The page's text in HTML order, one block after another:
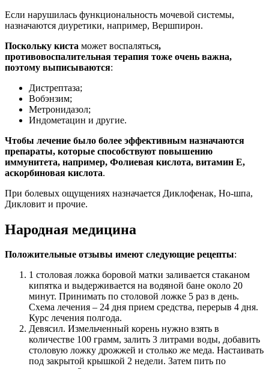
Если нарушилась функциональность мочевой системы,
назначаются диуретики, например, Вершпирон.
Поскольку киста может воспаляться,
противовоспалительная терапия тоже очень важна,
поэтому выписываются:
Дистрептаза;
Вобэнзим;
Метронидазол;
Индометацин и другие.
Чтобы лечение было более эффективным назначаются
препараты, которые способствуют повышению
иммунитета, например, Фолиевая кислота, витамин Е,
аскорбиновая кислота.
При болевых ощущениях назначается Диклофенак, Но-шпа,
Дикловит и прочие.
Народная медицина
Положительные отзывы имеют следующие рецепты:
1 столовая ложка боровой матки заливается стаканом
кипятка и выдерживается на водяной бане около 20
минут. Принимать по столовой ложке 5 раз в день.
Схема лечения – 24 дня прием средства, перерыв 4 дня.
Курс лечения полгода.
Девясил. Измельченный корень нужно взять в
количестве 100 грамм, залить 3 литрами воды, добавить
столовую ложку дрожжей и столько же меда. Настаивать
под закрытой крышкой 2 недели. Затем пить по